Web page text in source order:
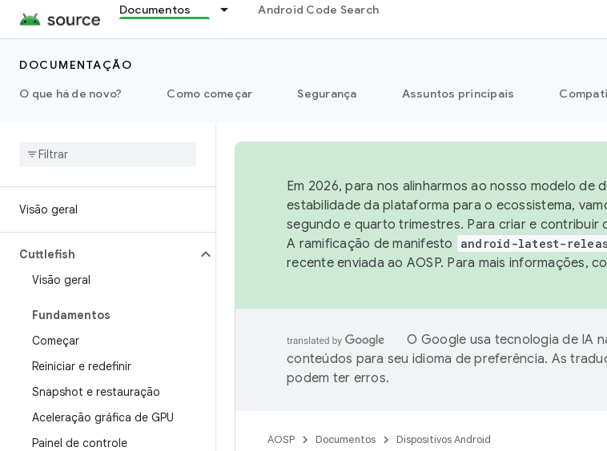
Documentos Android Code Search
DOCUMENTAÇÃO
O que há de novo?
Como começar Segurança Assuntos principais
Visão geral
Cuttlefish
Visão geral
Fundamentos
Começar
Reiniciar e redefinir
Snapshot e restauração
Aceleração gráfica de GPU
Painel de controle
Em 2026, para nos alinharmos ao nosso modelo de
estabilidade da plataforma para o ecossistema,
segundo e quarto trimestres. Para criar e contribuir
A ramificação de manifesto
android-latest-
recente enviada ao AOSP. Para mais informações,
O Google usa tecnologia de IA
conteúdos para seu idioma de preferência. As
podem ter erros.
AOSP Documentos Dispositivos Android